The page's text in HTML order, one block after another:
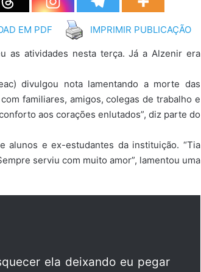
EM PDF IMPRIMIR PUBLICAÇÃO
as atividades nesta terça. Já a Alzenir era
divulgou nota lamentando a morte das
familiares, amigos, colegas de trabalho e
aos corações enlutados”, diz parte do
alunos e ex-estudantes da instituição. “Tia
serviu com muito amor”, lamentou uma
ela deixando eu pegar